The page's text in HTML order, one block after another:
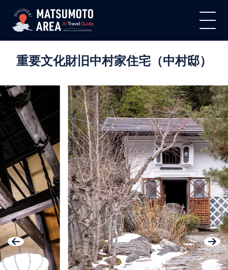
重要文化財旧中村家住宅（中村邸）